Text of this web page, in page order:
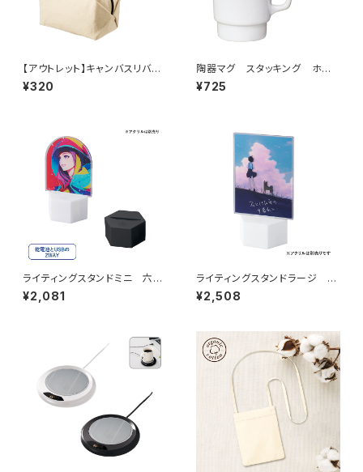
【アウトレット】キャンバスリバー
¥320
陶器マグ スタッキング ホワ
イト MG
¥725
ライティングスタンドミニ 六角
MG（アクリル板対応）
¥2,081
ライティングスタンドラージ 六
角 MG（アクリル板対応）
¥2,508